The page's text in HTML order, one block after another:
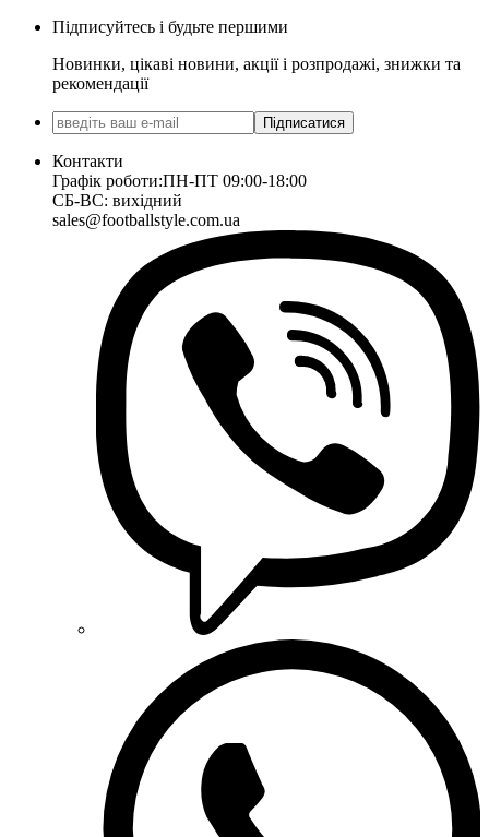
Підписуйтесь і будьте першими
Новинки, цікаві новини, акції і розпродажі, знижки та
рекомендації
Підписатися
Контакти
Графік роботи:ПН-ПТ 09:00-18:00
СБ-ВС: вихідний
sales@footballstyle.com.ua